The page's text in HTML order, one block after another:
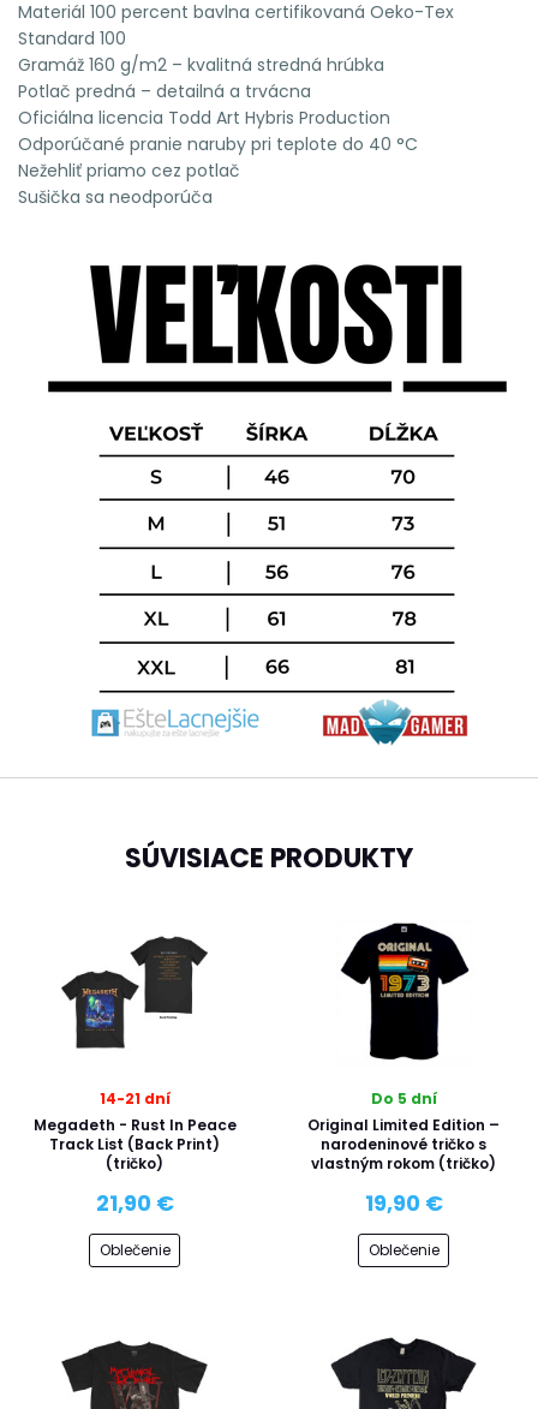
Materiál 100 percent bavlna certifikovaná Oeko-Tex
Standard 100
Gramáž 160 g/m2 – kvalitná stredná hrúbka
Potlač predná – detailná a trvácna
Oficiálna licencia Todd Art Hybris Production
Odporúčané pranie naruby pri teplote do 40 °C
Nežehliť priamo cez potlač
Sušička sa neodporúča
SÚVISIACE PRODUKTY
14-21 dní
Megadeth - Rust In Peace
Track List (Back Print)
(tričko)
21,90 €
Oblečenie
Do 5 dní
Original Limited Edition –
narodeninové tričko s
vlastným rokom (tričko)
19,90 €
Oblečenie